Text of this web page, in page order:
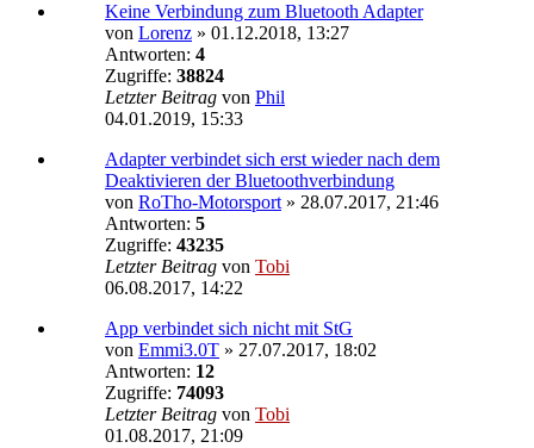
Keine Verbindung zum Bluetooth Adapter
von Lorenz » 01.12.2018, 13:27
Antworten: 4
Zugriffe: 38824
Letzter Beitrag von Phil
04.01.2019, 15:33
Adapter verbindet sich erst wieder nach dem
Deaktivieren der Bluetoothverbindung
von RoTho-Motorsport » 28.07.2017, 21:46
Antworten: 5
Zugriffe: 43235
Letzter Beitrag von Tobi
06.08.2017, 14:22
App verbindet sich nicht mit StG
von Emmi3.0T » 27.07.2017, 18:02
Antworten: 12
Zugriffe: 74093
Letzter Beitrag von Tobi
01.08.2017, 21:09